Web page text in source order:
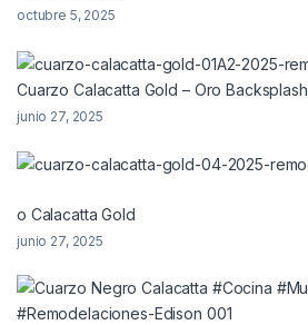
octubre 5, 2025
Cuarzo Calacatta Gold – Oro Backsplash
junio 27, 2025
o Calacatta Gold
junio 27, 2025